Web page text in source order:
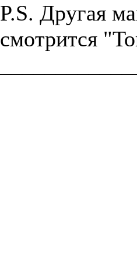
P.S. Другая
смотрится